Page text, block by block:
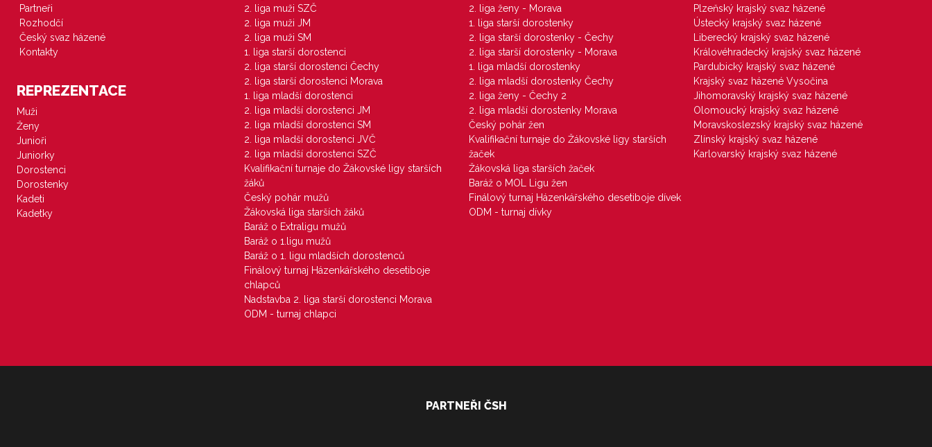
Partneři
Rozhodčí
Český svaz házené
Kontakty
REPREZENTACE
Muži
Ženy
Junioři
Juniorky
Dorostenci
Dorostenky
Kadeti
Kadetky
2. liga muži SZČ
2. liga muži JM
2. liga muži SM
1. liga starší dorostenci
2. liga starší dorostenci Čechy
2. liga starší dorostenci Morava
1. liga mladší dorostenci
2. liga mladší dorostenci JM
2. liga mladší dorostenci SM
2. liga mladší dorostenci JVČ
2. liga mladší dorostenci SZČ
Kvalifikační turnaje do Žákovské ligy starších
žáků
Český pohár mužů
Žákovská liga starších žáků
Baráž o Extraligu mužů
Baráž o 1.ligu mužů
Baráž o 1. ligu mladších dorostenců
Finálový turnaj Házenkářského desetiboje
chlapců
Nadstavba 2. liga starší dorostenci Morava
ODM - turnaj chlapci
2. liga ženy - Morava
1. liga starší dorostenky
2. liga starší dorostenky - Čechy
2. liga starší dorostenky - Morava
1. liga mladší dorostenky
2. liga mladší dorostenky Čechy
2. liga ženy - Čechy 2
2. liga mladší dorostenky Morava
Český pohár žen
Kvalifikační turnaje do Žákovské ligy starších
žaček
Žákovská liga starších žaček
Baráž o MOL Ligu žen
Finálový turnaj Házenkářského desetiboje dívek
ODM - turnaj dívky
Plzeňský krajský svaz házené
Ústecký krajský svaz házené
Liberecký krajský svaz házené
Královéhradecký krajský svaz házené
Pardubický krajský svaz házené
Krajský svaz házené Vysočina
Jihomoravský krajský svaz házené
Olomoucký krajský svaz házené
Moravskoslezský krajský svaz házené
Zlínský krajský svaz házené
Karlovarský krajský svaz házené
PARTNEŘI ČSH